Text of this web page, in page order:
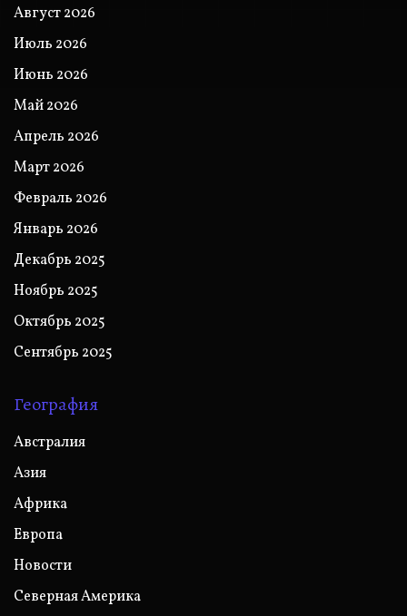
Август 2026
Июль 2026
Июнь 2026
Май 2026
Апрель 2026
Март 2026
Февраль 2026
Январь 2026
Декабрь 2025
Ноябрь 2025
Октябрь 2025
Сентябрь 2025
География
Австралия
Азия
Африка
Европа
Новости
Северная Америка